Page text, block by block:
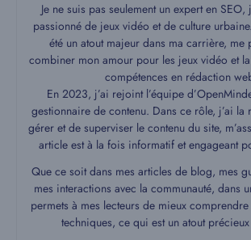
Je ne suis pas seulement un expert en
passionné de jeux vidéo et de culture
été un atout majeur dans ma carrière, me
combiner mon amour pour les jeux vidéo et
compétences en rédaction
En 2023, j’ai rejoint l’équipe
gestionnaire de contenu. Dans ce rôle, j’ai la
gérer et de superviser le contenu du site,
article est à la fois informatif et engageant
Que ce soit dans mes articles de blog, mes
mes interactions avec la communauté, dans
permets à mes lecteurs de mieux
techniques, ce qui est un atout